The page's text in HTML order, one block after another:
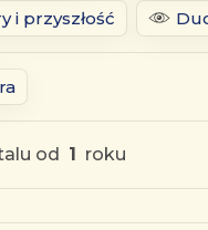
i przyszłość
od 1 roku